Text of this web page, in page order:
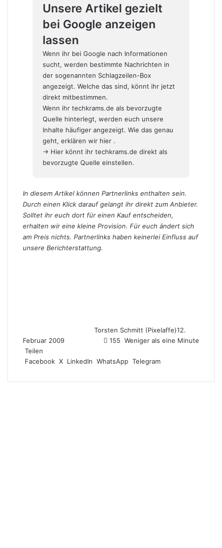
Unsere Artikel gezielt
bei Google anzeigen
lassen
Wenn ihr bei Google nach Informationen
sucht, werden bestimmte Nachrichten in
der sogenannten Schlagzeilen-Box
angezeigt. Welche das sind, könnt ihr jetzt
direkt mitbestimmen.
Wenn ihr techkrams.de als bevorzugte
Quelle hinterlegt, werden euch unsere
Inhalte häufiger angezeigt. Wie das genau
geht, erklären wir hier .
→ Hier könnt ihr techkrams.de direkt als
bevorzugte Quelle einstellen.
In diesem Artikel können Partnerlinks enthalten sein.
Durch einen Klick darauf gelangt ihr direkt zum Anbieter.
Solltet ihr euch dort für einen Kauf entscheiden,
erhalten wir eine kleine Provision. Für euch ändert sich
am Preis nichts. Partnerlinks haben keinerlei Einfluss auf
unsere Berichterstattung.
Torsten Schmitt (Pixelaffe)12.
Februar 2009
155 Weniger als eine Minute
Teilen
Facebook X LinkedIn WhatsApp Telegram